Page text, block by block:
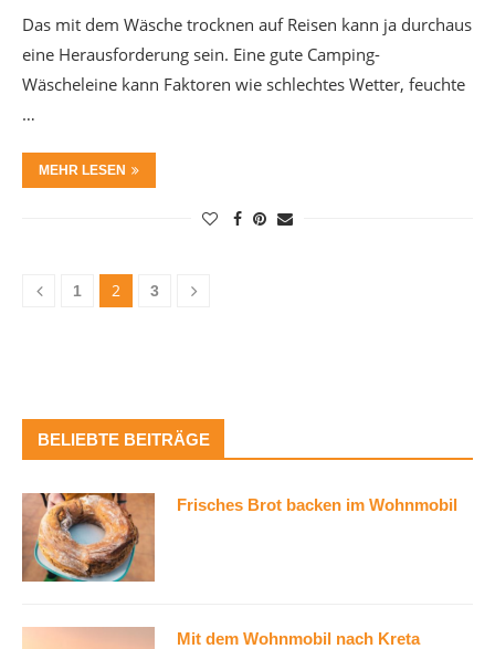
Das mit dem Wäsche trocknen auf Reisen kann ja durchaus
eine Herausforderung sein. Eine gute Camping-
Wäscheleine kann Faktoren wie schlechtes Wetter, feuchte
…
MEHR LESEN
1 2 3
BELIEBTE BEITRÄGE
Frisches Brot backen im Wohnmobil
Mit dem Wohnmobil nach Kreta